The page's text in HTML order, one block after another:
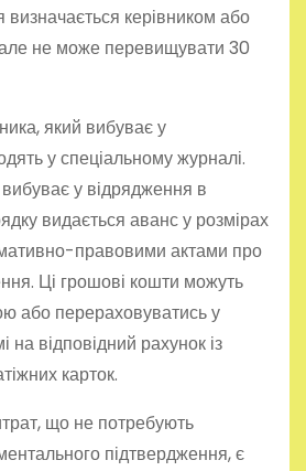
керівником або
не може перевищувати 30
який вибуває у
у спеціальному журналі.
у відрядження в
видається аванс у розмірах
правовими актами про
Ці грошові кошти можуть
або перераховуватись у
на відповідний рахунок із
карток.
що не потребують
підтвердження, є